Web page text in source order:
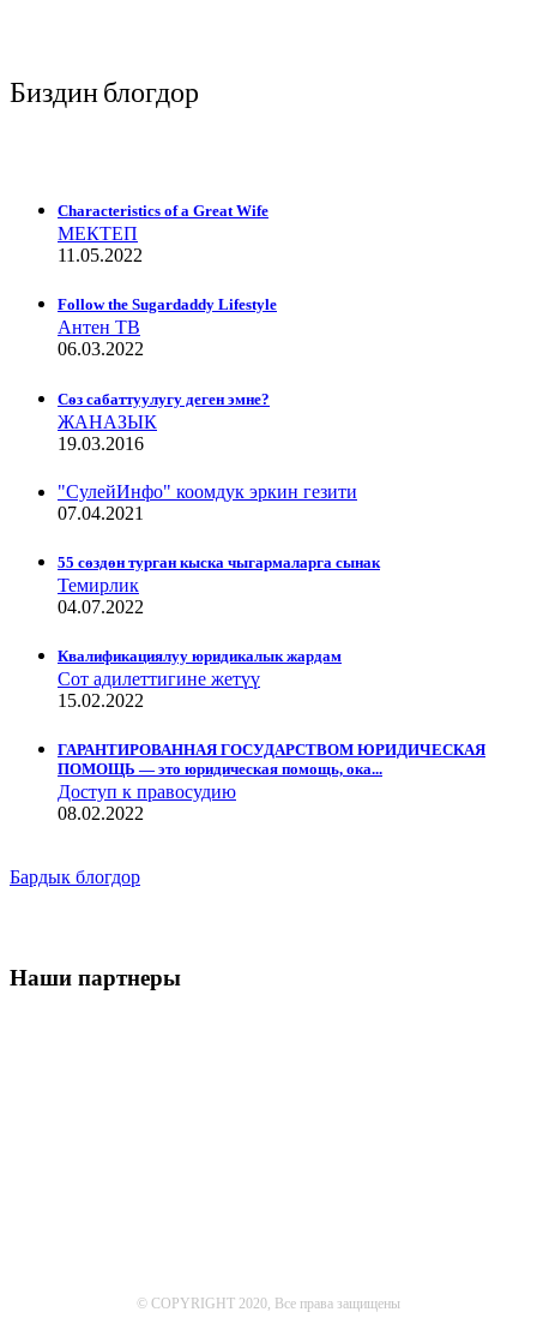
Биздин блогдор
Characteristics of a Great Wife
МЕКТЕП
11.05.2022
Follow the Sugardaddy Lifestyle
Антен ТВ
06.03.2022
Сѳз сабаттуулугу деген эмне?
ЖАНАЗЫК
19.03.2016
"СулейИнфо" коомдук эркин гезити
07.04.2021
55 сөздөн турган кыска чыгармаларга сынак
Темирлик
04.07.2022
Квалификациялуу юридикалык жардам
Сот адилеттигине жетүү
15.02.2022
ГАРАНТИРОВАННАЯ ГОСУДАРСТВОМ ЮРИДИЧЕСКАЯ
ПОМОЩЬ — это юридическая помощь, ока...
Доступ к правосудию
08.02.2022
Бардык блогдор
Наши партнеры
© COPYRIGHT 2020, Все права защищены